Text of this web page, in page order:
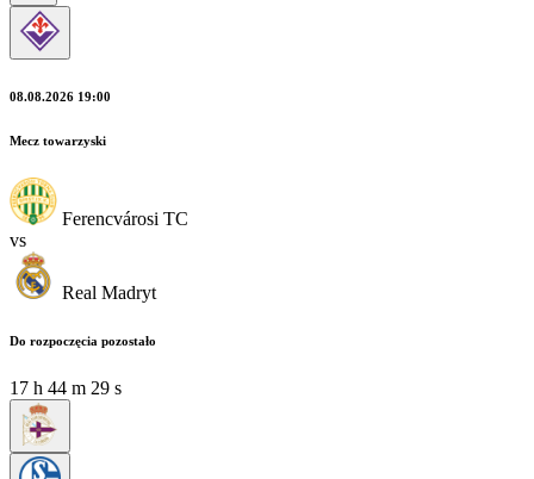
08.08.2026 19:00
Mecz towarzyski
Ferencvárosi TC
vs
Real Madryt
Do rozpoczęcia pozostało
17 h 44 m 29 s